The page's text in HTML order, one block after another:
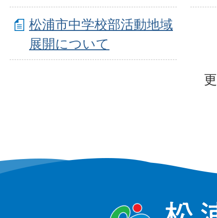
松浦市中学校部活動地域
展開について